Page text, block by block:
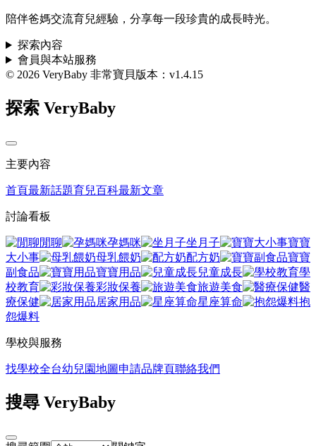
陪伴爸媽交流育兒經驗，分享每一段珍貴的成長時光。
探索內容
會員與本站服務
© 2026 VeryBaby 非常寶貝版本：v1.4.15
探索 VeryBaby
主要內容
首頁最新話題育兒百科最新文章
討論看板
閒聊 孕媽咪 坐月子
寶寶
大小事
母乳餵奶 配方奶
寶寶
副食品
寶寶用品 兒童成長
學
校教育
彩妝保養 旅遊美食
醫
療保健
居家用品 星座算命
抱
怨爆料
學校與服務
找學校全台幼兒園地圖 申請品牌頁聯絡我們
搜尋 VeryBaby